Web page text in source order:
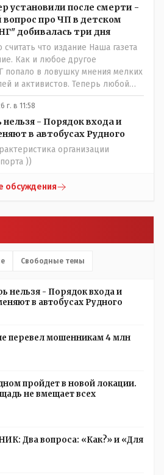
vofkakst: Где ономасты,
исторических
историческое Кустанай
установили после смерти -
про ЧП в детском
добивалась три дня
что издание Наша газета
Как и любое другое
попало в ловушку мнения мелких
и активистов. Теперь любой
поносить и диктовать
бомбордируя ее пока та
определенному кругу лиц.
коллектив журналистов уже
и иронично
г. в 11:58
- Порядок входа и
в автобусах Рудного
организации
))
обсуждения
Свободные темы
нельзя - Порядок входа и
в автобусах Рудного
перевел мошенникам 4 млн
пройдет в новой локации.
не вмещает всех
Два вопроса: «Как?» и «Для